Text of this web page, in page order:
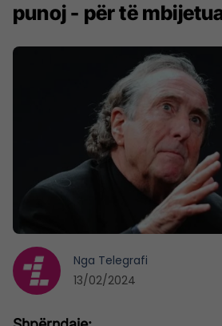
punoj - për të
Nga Telegrafi
13/02/2024